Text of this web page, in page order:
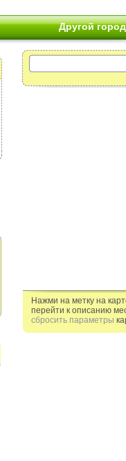
Другой город
Нажми на метку на
перейти к описанию
сбросить параметры